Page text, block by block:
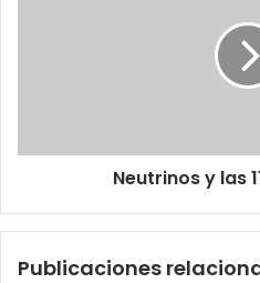
Neutrinos y las
Publicaciones